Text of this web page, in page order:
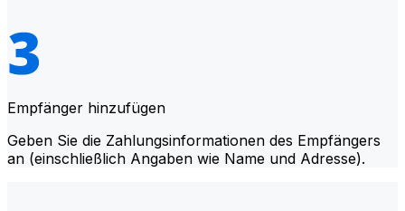
Empfänger hinzufügen
Geben Sie die Zahlungsinformationen des Empfängers
an (einschließlich Angaben wie Name und Adresse).